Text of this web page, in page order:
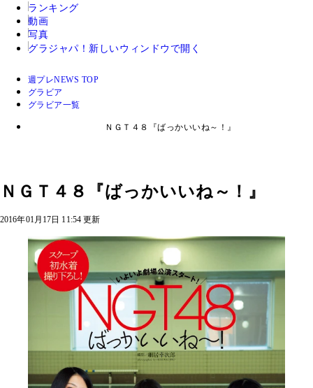
ランキング
動画
写真
グラジャパ！ 新しいウィンドウで開く
週プレNEWS TOP
グラビア
グラビア一覧
ＮＧＴ４８『ばっかいいね～！』
ＮＧＴ４８『ばっかいいね～！』
2016年01月17日 11:54 更新